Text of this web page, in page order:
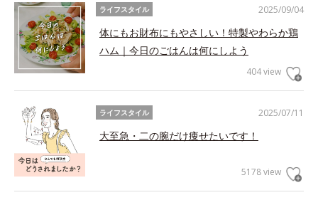
2025/09/04
ライフスタイル
体にもお財布にもやさしい！特製やわらか鶏
ハム｜今日のごはんは何にしよう
404 view
2025/07/11
ライフスタイル
大至急・二の腕だけ痩せたいです！
5178 view